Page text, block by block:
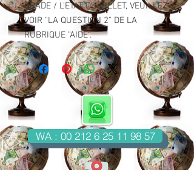
GRADE / L'ETAT DU BILLET, VEUILLEZ
VOIR "LA QUESTION 2" DE LA
RUBRIQUE "AIDE".
WA : 00 212 6 25 11 98 57